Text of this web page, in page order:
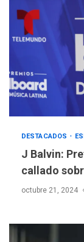
DESTACADOS
J Balvin:
callado
octubre 21, 2024